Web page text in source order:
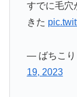
すでに毛穴
きた
— ばちこり
19, 2023